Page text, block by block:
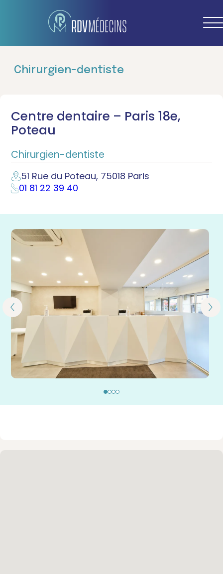
Chirurgien-dentiste
Centre dentaire – Paris 18e,
Poteau
Chirurgien-dentiste
51 Rue du Poteau, 75018 Paris
01 81 22 39 40